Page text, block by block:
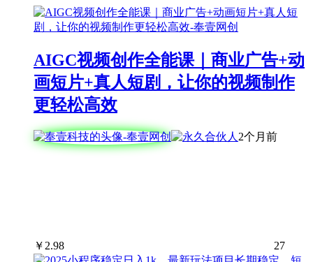
AIGC视频创作全能课｜商业广告+动
画短片+真人短剧，让你的视频制作
更轻松高效
2个月前
￥ 2.98 27